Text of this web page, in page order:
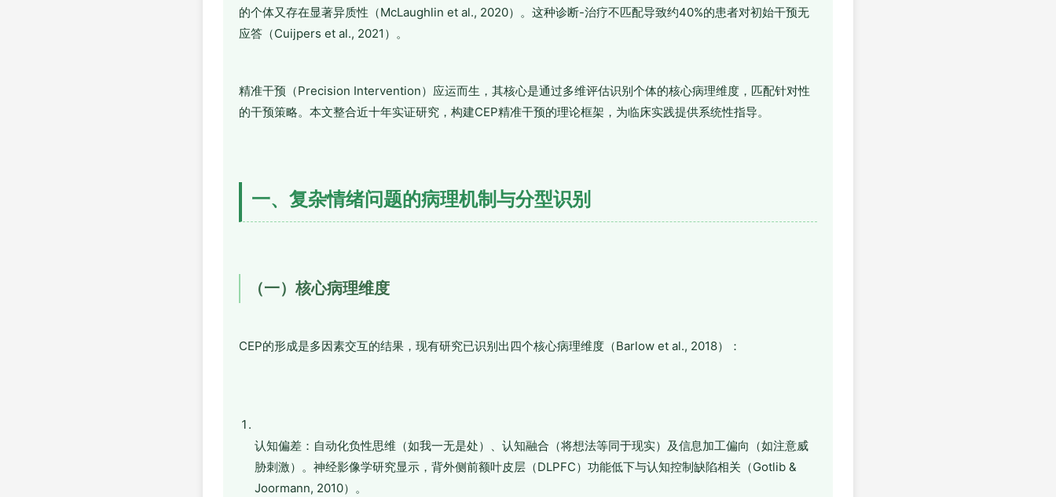
的个体又存在显著异质性（McLaughlin et al., 2020）。这种诊断-治疗不匹配导致约40%的患者对初始干预无
应答（Cuijpers et al., 2021）。
精准干预（Precision Intervention）应运而生，其核心是通过多维评估识别个体的核心病理维度，匹配针对性
的干预策略。本文整合近十年实证研究，构建CEP精准干预的理论框架，为临床实践提供系统性指导。
一、复杂情绪问题的病理机制与分型识别
（一）核心病理维度
CEP的形成是多因素交互的结果，现有研究已识别出四个核心病理维度（Barlow et al., 2018）：
认知偏差：自动化负性思维（如我一无是处）、认知融合（将想法等同于现实）及信息加工偏向（如注意威
胁刺激）。神经影像学研究显示，背外侧前额叶皮层（DLPFC）功能低下与认知控制缺陷相关（Gotlib &
Joormann, 2010）。